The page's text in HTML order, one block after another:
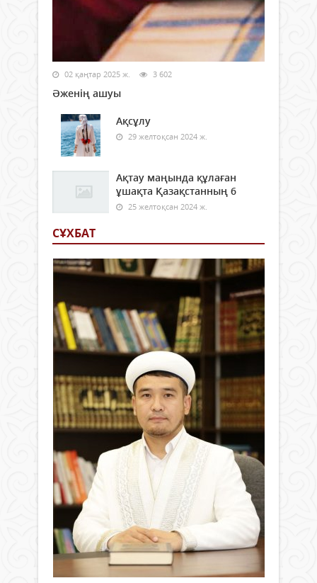
02 қаңтар 2025 ж. 3 602
Әженің ашуы
Ақсұлу
29 желтоқсан 2024 ж.
Ақтау маңында құлаған
ұшақта Қазақстанның 6
25 желтоқсан 2024 ж.
СҰХБАТ